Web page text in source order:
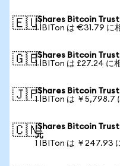
🇪🇺iShares Bitcoin Trust
1 IBITon は €31.79 に
🇬🇧iShares Bitcoin Trust
1 IBITon は £27.24 に
🇯🇵iShares Bitcoin Trust
1 IBITon は ￥5,798.7
🇨🇳iShares Bitcoin Trust
元
1 IBITon は ￥247.93